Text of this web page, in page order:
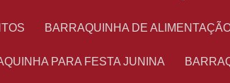
BARRAQUINHA DE
PARA FESTA JUNINA